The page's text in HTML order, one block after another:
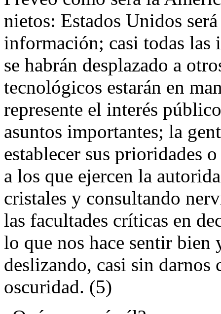
nietos: Estados Unidos
información; casi todas las
se habrán desplazado a
tecnológicos estarán en
represente el interés
asuntos importantes; la
establecer sus prioridades
a los que ejercen la
cristales y consultando
las facultades críticas en
lo que nos hace sentir bien
deslizando, casi sin darnos
oscuridad. (5)